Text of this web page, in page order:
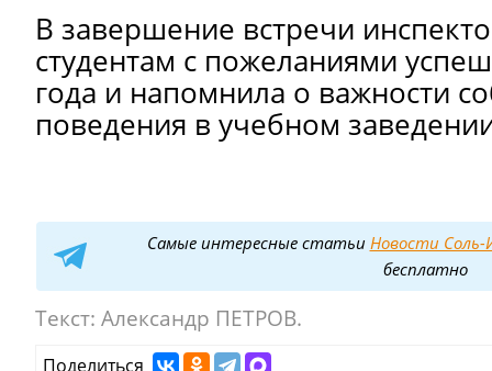
В завершение встречи
студентам с пожеланиями
года и напомнила о важности
поведения в учебном
Самые интересные статьи Новости Соль-
бесплатно
Текст: Александр ПЕТРОВ.
Поделиться